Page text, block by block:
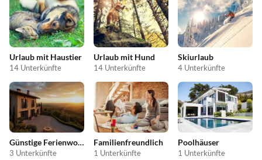
Urlaub mit Haustier
14 Unterkünfte
Urlaub mit Hund
14 Unterkünfte
Skiurlaub
4 Unterkünfte
Günstige Ferienwohnungen
3 Unterkünfte
Familienfreundlich
1 Unterkünfte
Poolhäuser
1 Unterkünfte